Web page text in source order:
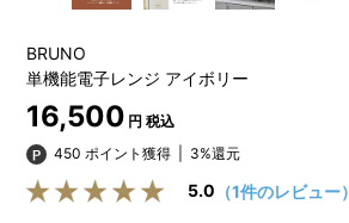
BRUNO
単機能電子レンジ アイボリー
16,500 円 税込
450 ポイント獲得
3%還元
5.0 （1件のレビュー）